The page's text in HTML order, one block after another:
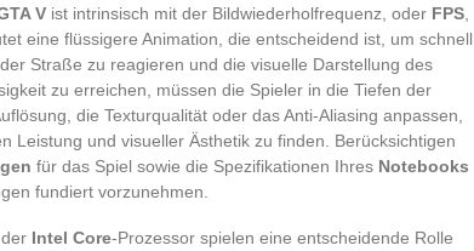
V ist intrinsisch mit der Bildwiederholfrequenz, oder FPS
eine flüssigere Animation, die entscheidend ist, um schnell
Straße zu reagieren und die visuelle Darstellung des
zu erreichen, müssen die Spieler in die Tiefen der
die Texturqualität oder das Anti-Aliasing anpassen,
Leistung und visueller Ästhetik zu finden. Berücksichtigen
für das Spiel sowie die Spezifikationen Ihres Notebooks
fundiert vorzunehmen.
Intel Core-Prozessor spielen eine entscheidende Rolle